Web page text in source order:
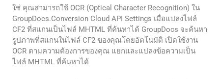
ใช่ คุณสามารถใช้ OCR (Optical Character Recognition) ใน
GroupDocs.Conversion Cloud API Settings เมื่อแปลงไฟล์
CF2 ที่สแกนเป็นไฟล์ MHTML ที่ค้นหาได้ GroupDocs จะค้นหา
รูปภาพที่สแกนในไฟล์ CF2 ของคุณโดยอัตโนมัติ เปิดใช้งาน
OCR ตามความต้องการของคุณ แยกและแปลงข้อความเป็น
ไฟล์ MHTML ที่ค้นหาได้